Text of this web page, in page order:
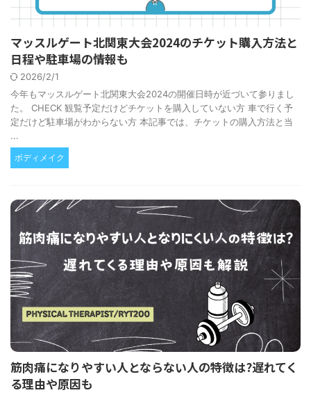
マッスルゲート北関東大会2024のチケット購入方法と
日程や駐車場の情報も
2026/2/1
今年もマッスルゲート北関東大会2024の開催日時が近づいて参りまし
た。 CHECK 観覧予定だけどチケットを購入していない方 車で行く予
定だけど駐車場がわからない方 本記事では、チケットの購入方法と当
...
ボディメイク
筋肉痛になりやすい人とならない人の特徴は?遅れてく
る理由や原因も